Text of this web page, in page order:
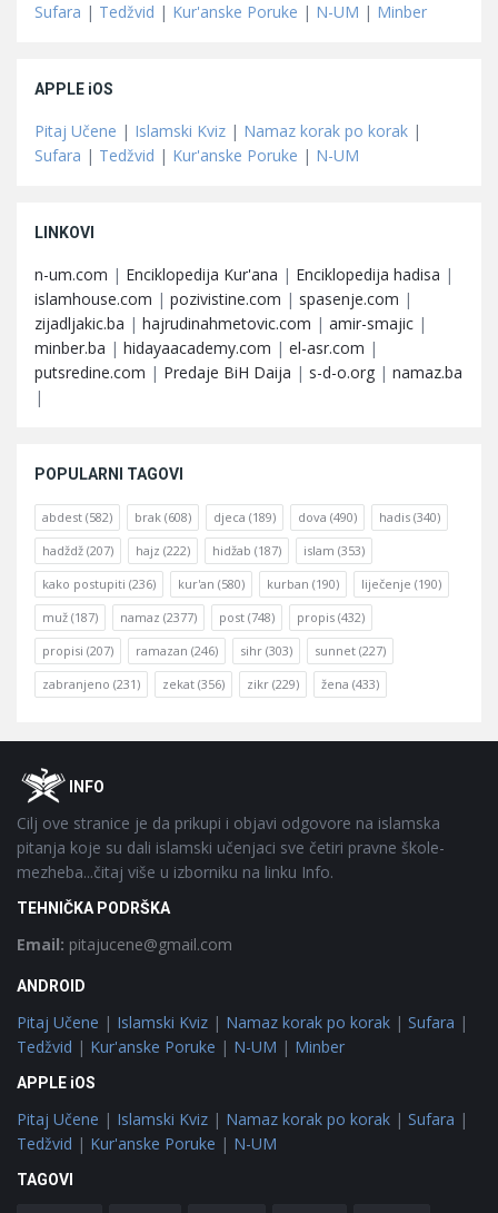
Sufara | Tedžvid | Kur'anske Poruke | N-UM | Minber
APPLE iOS
Pitaj Učene | Islamski Kviz | Namaz korak po korak |
Sufara | Tedžvid | Kur'anske Poruke | N-UM
LINKOVI
n-um.com | Enciklopedija Kur'ana | Enciklopedija hadisa |
islamhouse.com | pozivistine.com | spasenje.com |
zijadljakic.ba | hajrudinahmetovic.com | amir-smajic |
minber.ba | hidayaacademy.com | el-asr.com |
putsredine.com | Predaje BiH Daija | s-d-o.org | namaz.ba
|
POPULARNI TAGOVI
abdest (582) brak (608) djeca (189) dova (490) hadis (340)
hadždž (207) hajz (222) hidžab (187) islam (353)
kako postupiti (236) kur'an (580) kurban (190) liječenje (190)
muž (187) namaz (2377) post (748) propis (432)
propisi (207) ramazan (246) sihr (303) sunnet (227)
zabranjeno (231) zekat (356) zikr (229) žena (433)
FooterOINFO
Cilj ove stranice je da prikupi i objavi odgovore na islamska
pitanja koje su dali islamski učenjaci sve četiri pravne škole-
mezheba...čitaj više u izborniku na linku Info.
TEHNIČKA PODRŠKA
Email: pitajucene@gmail.com
ANDROID
Pitaj Učene | Islamski Kviz | Namaz korak po korak | Sufara |
Tedžvid | Kur'anske Poruke | N-UM | Minber
APPLE iOS
Pitaj Učene | Islamski Kviz | Namaz korak po korak | Sufara |
Tedžvid | Kur'anske Poruke | N-UM
TAGOVI